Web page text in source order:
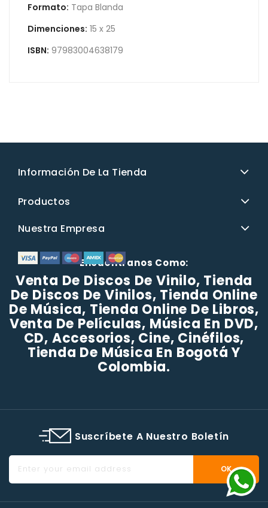
Formato: Tapa Blanda
Dimenciones: 15 x 25
ISBN: 97983004638179
Información De La Tienda
Productos
Nuestra Empresa
Encuéntranos Como:
Venta De Discos De Vinilo, Tienda
De Discos De Vinilos, Tienda Online
De Música, Tienda Online De Libros,
Venta De Películas, Música En DVD,
CD, Accesorios, Cine, Cinéfilos,
Tienda De Música En Bogotá Y
Colombia.
Suscríbete A Nuestro Boletín